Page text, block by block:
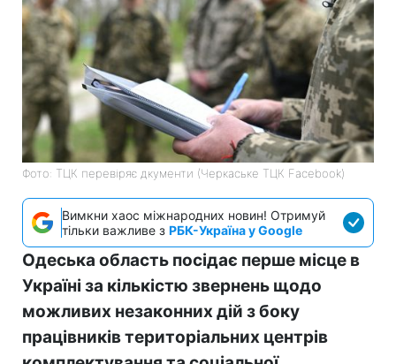
Фото: ТЦК перевіряє дкументи (Черкаське ТЦК Facebook)
Вимкни хаос міжнародних новин! Отримуй
тільки важливе з РБК-Україна у Google
Одеська область посідає перше місце в
Україні за кількістю звернень щодо
можливих незаконних дій з боку
працівників територіальних центрів